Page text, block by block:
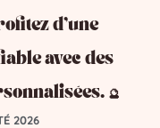
clefs sont:
– 17 – 30
d’une
avec des
🔮
2026